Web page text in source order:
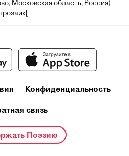
Московская область, Россия) —
Конфиденциальность
связь
Поэзию